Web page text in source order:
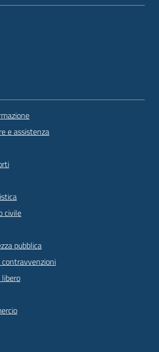
e assistenza
civile
pubblica
contravvenzioni